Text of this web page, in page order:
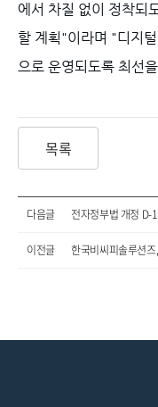
에서 차질 없이 정착되
할 계획"이라며 "디지
으로 운영되도록 최선
목록
다음글
이전글